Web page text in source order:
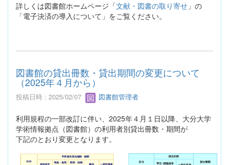
詳しくは図書館ホームページ「文献・図書の取り寄せ 」の
「電子決済の導入について」をご覧ください。
図書館の貸出冊数・貸出期間の変更について
（2025年４月から）
投稿日時 : 2025/02/07 図書館管理者
利用規程の一部改訂に伴い、2025年４月１日以降、大分大学
学術情報拠点（図書館）の利用者別貸出冊数・期間が
下記のとおり変更となります。